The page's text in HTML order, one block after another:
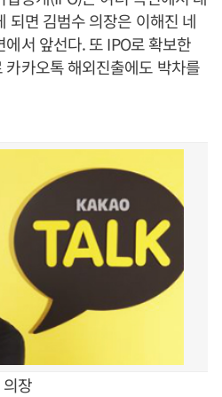
되면 김범수 의장은 이해진 네
서 앞선다. 또 IPO로 확보한
카오톡 해외진출에도 박차를
장